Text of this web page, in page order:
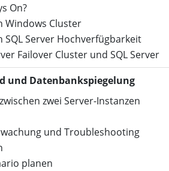
On?
Windows Cluster
SQL Server Hochverfügbarkeit
Failover Cluster und SQL Server
und Datenbankspiegelung
zwei Server-Instanzen
und Troubleshooting
planen